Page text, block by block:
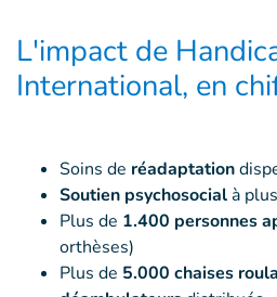
L'impact de
International, en
Soins de réadaptation
Soutien psychosocialà
Plus de 1.400 personnes
orthèses)
Plus de 5.000 chaises